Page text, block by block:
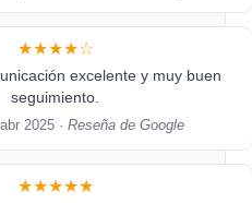
★★★★☆
excelente y muy buen
seguimiento.
abr 2025 ·Reseña de Google
★★★★★